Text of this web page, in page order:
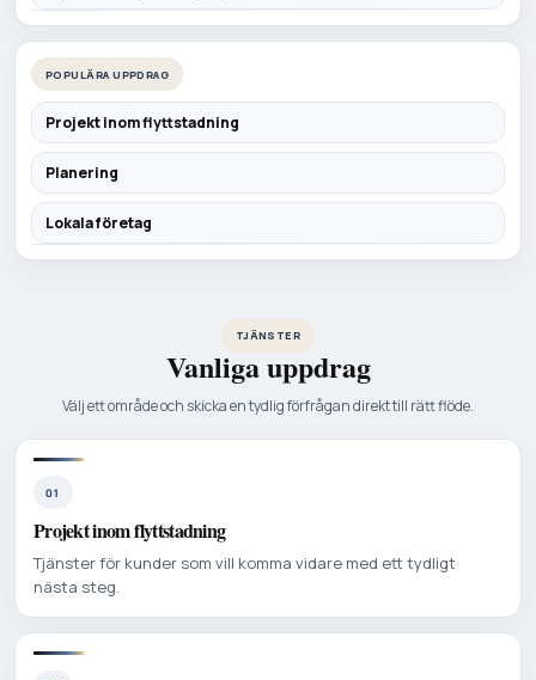
POPULÄRA UPPDRAG
Projekt inom flyttstadning
Planering
Lokala företag
TJÄNSTER
Vanliga uppdrag
Välj ett område och skicka en tydlig förfrågan direkt till rätt flöde.
01
Projekt inom flyttstadning
Tjänster för kunder som vill komma vidare med ett tydligt
nästa steg.